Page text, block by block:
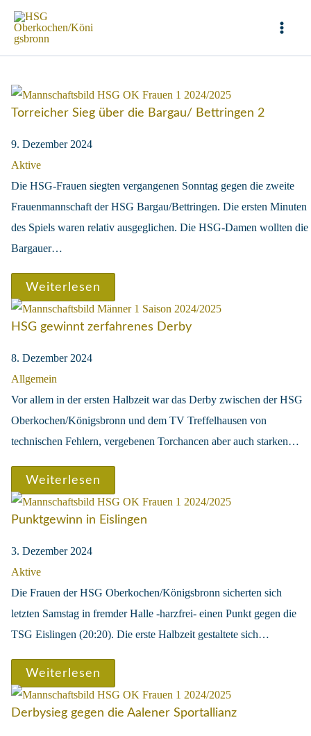
Zum
Inhalt
Torreicher Sieg über die Bargau/ Bettringen 2
9. Dezember 2024
Aktive
Die HSG-Frauen siegten vergangenen Sonntag gegen die zweite
Frauenmannschaft der HSG Bargau/Bettringen. Die ersten Minuten
des Spiels waren relativ ausgeglichen. Die HSG-Damen wollten die
Bargauer…
Weiterlesen
HSG gewinnt zerfahrenes Derby
8. Dezember 2024
Allgemein
Vor allem in der ersten Halbzeit war das Derby zwischen der HSG
Oberkochen/Königsbronn und dem TV Treffelhausen von
technischen Fehlern, vergebenen Torchancen aber auch starken…
Weiterlesen
Punktgewinn in Eislingen
3. Dezember 2024
Aktive
Die Frauen der HSG Oberkochen/Königsbronn sicherten sich
letzten Samstag in fremder Halle -harzfrei- einen Punkt gegen die
TSG Eislingen (20:20). Die erste Halbzeit gestaltete sich…
Weiterlesen
Derbysieg gegen die Aalener Sportallianz